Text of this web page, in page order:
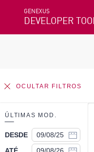
GENEXUS
DEVELOPER